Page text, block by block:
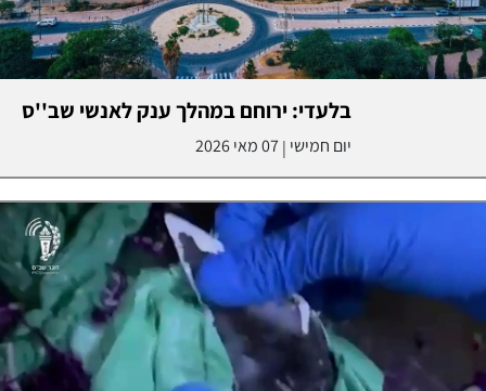
בלעדי: ירוחם במהלך ענק לאנשי שב''ס
יום חמישי |07 מאי 2026